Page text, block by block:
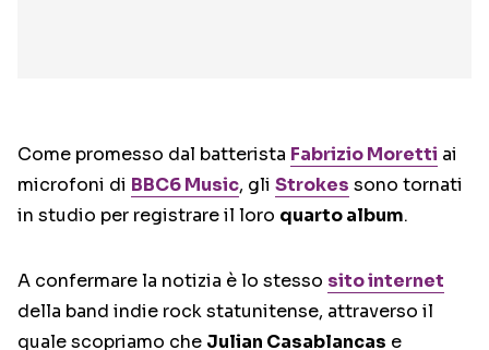
Come promesso dal batterista Fabrizio Moretti ai
microfoni di BBC6 Music, gli Strokes sono tornati
in studio per registrare il loro quarto album.
A confermare la notizia è lo stesso sito internet
della band indie rock statunitense, attraverso il
quale scopriamo che Julian Casablancas e